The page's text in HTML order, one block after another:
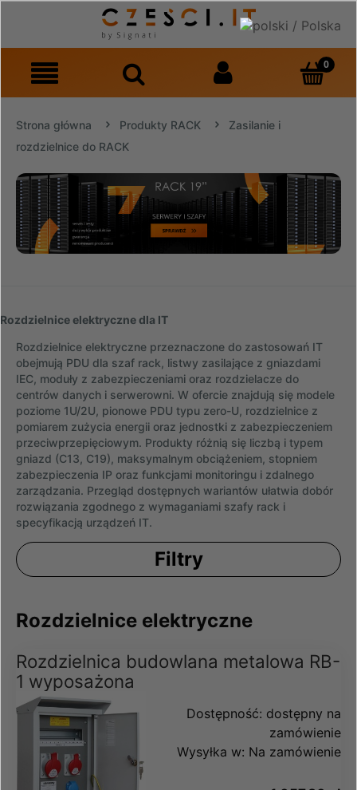
Strona główna Produkty RACK
Zasilanie i
rozdzielnice do RACK
Rozdzielnice elektryczne dla IT
Rozdzielnice elektryczne przeznaczone do zastosowań IT
obejmują PDU dla szaf rack, listwy zasilające z gniazdami
IEC, moduły z zabezpieczeniami oraz rozdzielacze do
centrów danych i serwerowni. W ofercie znajdują się modele
poziome 1U/2U, pionowe PDU typu zero-U, rozdzielnice z
pomiarem zużycia energii oraz jednostki z zabezpieczeniem
przeciwprzepięciowym. Produkty różnią się liczbą i typem
gniazd (C13, C19), maksymalnym obciążeniem, stopniem
zabezpieczenia IP oraz funkcjami monitoringu i zdalnego
zarządzania. Przegląd dostępnych wariantów ułatwia dobór
rozwiązania zgodnego z wymaganiami szafy rack i
specyfikacją urządzeń IT.
Filtry
Rozdzielnice elektryczne
Rozdzielnica budowlana metalowa RB-
1 wyposażona
Dostępność: dostępny na
zamówienie
Wysyłka w: Na zamówienie